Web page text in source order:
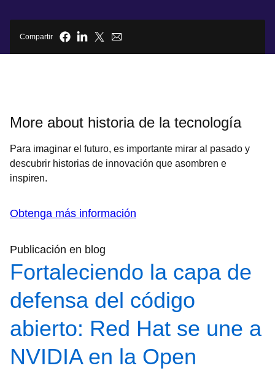
Compartir
More about historia de la tecnología
Para imaginar el futuro, es importante mirar al pasado y
descubrir historias de innovación que asombren e
inspiren.
Obtenga más información
Publicación en blog
Fortaleciendo la capa de
defensa del código
abierto: Red Hat se une a
NVIDIA en la Open